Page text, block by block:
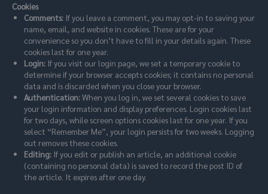
Cookies
Comments: If you leave a comment, you may opt-in to saving your
name, email, and website in cookies. These are for your
convenience so you don’t have to fill in your details again. These
cookies last for one year.
Login: If you visit our login page, we set a temporary cookie to
determine if your browser accepts cookies; it contains no personal
data and is discarded when you close your browser.
Authentication:When you log in, we set several cookies to save
your login information and display preferences. Login cookies last
for two days, while screen options cookies last for one year. If you
select “Remember Me”, your login persists for two weeks. Logging
out removes these cookies.
Editing: If you edit or publish an article, an additional cookie
(containing no personal data) is saved to record the post ID of
the article. It expires after one day.